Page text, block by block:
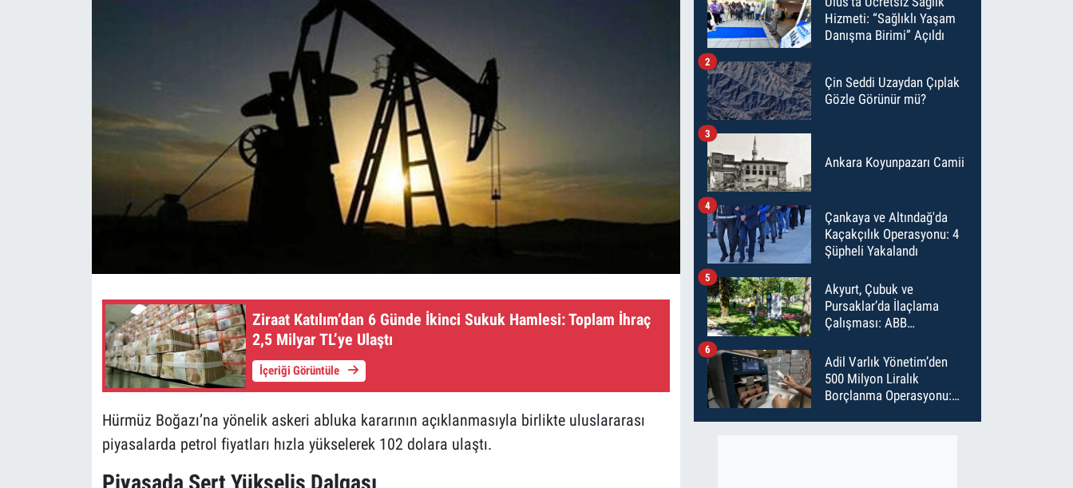
Ziraat Katılım’dan 6 Günde İkinci Sukuk Hamlesi: Toplam İhraç
2,5 Milyar TL’ye Ulaştı
İçeriği Görüntüle
Hürmüz Boğazı’na yönelik askeri abluka kararının açıklanmasıyla birlikte uluslararası
piyasalarda petrol fiyatları hızla yükselerek 102 dolara ulaştı.
Hizmeti: “Sağlıklı Yaşam
Danışma Birimi” Açıldı
Çin Seddi Uzaydan Çıplak
Gözle Görünür mü?
2
Ankara Koyunpazarı Camii
3
Çankaya ve Altındağ'da
Kaçakçılık Operasyonu: 4
Şüpheli Yakalandı
4
Akyurt, Çubuk ve
Pursaklar’da İlaçlama
Çalışması: ABB
İlaçladı
5
Adil Varlık Yönetim’den
500 Milyon Liralık
Borçlanma Operasyonu:
6